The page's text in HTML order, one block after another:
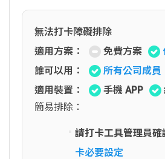
無法打卡障礙排除
適用方案：
免費方案
誰可以用：
所有公司成員
適用裝置：
手機 APP
簡易排除：
請打卡工具管理員確
卡必要設定